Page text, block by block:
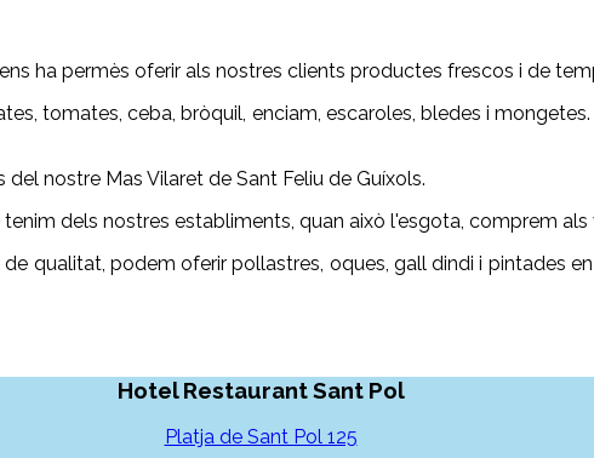
ha permès oferir als nostres clients productes frescos i de
tomates, ceba, bròquil, enciam, escaroles, bledes i
nostre Mas Vilaret de Sant Feliu de Guíxols.
dels nostres establiments, quan això l'esgota, comprem
qualitat, podem oferir pollastres, oques, gall dindi i pintades
Hotel Restaurant Sant Pol
Platja de Sant Pol 125